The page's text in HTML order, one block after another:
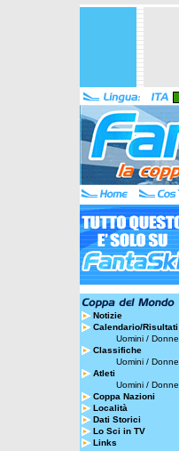
Notizie
Calendario/Risultati
Uomini / Donne
Classifiche
Uomini / Donne
Atleti
Uomini / Donne
Coppa Nazioni
Località
Dati Storici
Lo Sci in TV
Links